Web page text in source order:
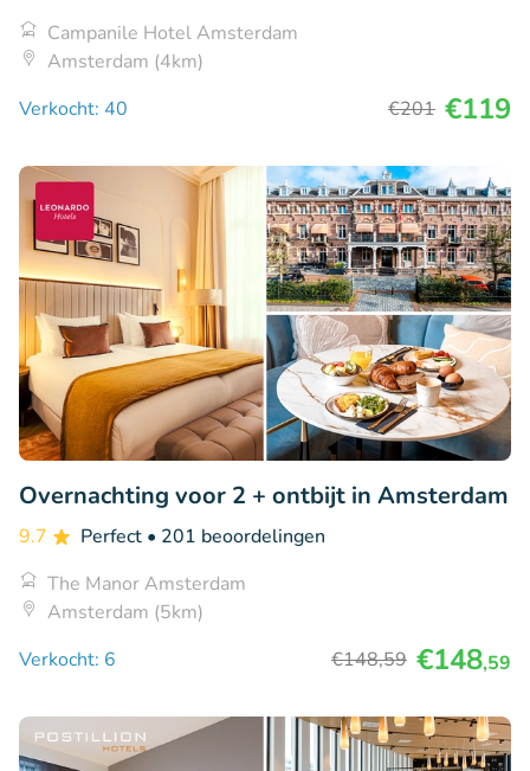
Campanile Hotel Amsterdam
Amsterdam (4km)
Verkocht: 40
€201 €119
Overnachting voor 2 + ontbijt in Amsterdam
9.7 Perfect • 201 beoordelingen
The Manor Amsterdam
Amsterdam (5km)
Verkocht: 6
€148,59 €148,59